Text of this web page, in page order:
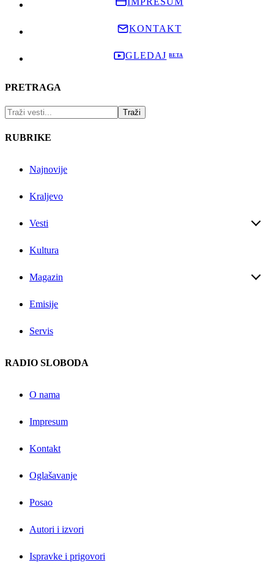
KONTAKT
GLEDAJ
PRETRAGA
RUBRIKE
Najnovije
Kraljevo
Vesti
Kultura
Magazin
Emisije
Servis
RADIO SLOBODA
O nama
Impresum
Kontakt
Oglašavanje
Posao
Autori i izvori
Ispravke i prigovori